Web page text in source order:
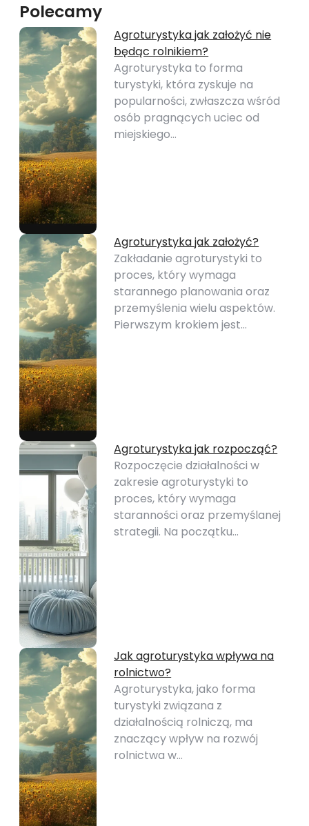
Polecamy
Agroturystyka jak założyć nie
będąc rolnikiem?
Agroturystyka to forma
turystyki, która zyskuje na
popularności, zwłaszcza wśród
osób pragnących uciec od
miejskiego…
Agroturystyka jak założyć?
Zakładanie agroturystyki to
proces, który wymaga
starannego planowania oraz
przemyślenia wielu aspektów.
Pierwszym krokiem jest…
Agroturystyka jak rozpocząć?
Rozpoczęcie działalności w
zakresie agroturystyki to
proces, który wymaga
staranności oraz przemyślanej
strategii. Na początku…
Jak agroturystyka wpływa na
rolnictwo?
Agroturystyka, jako forma
turystyki związana z
działalnością rolniczą, ma
znaczący wpływ na rozwój
rolnictwa w…